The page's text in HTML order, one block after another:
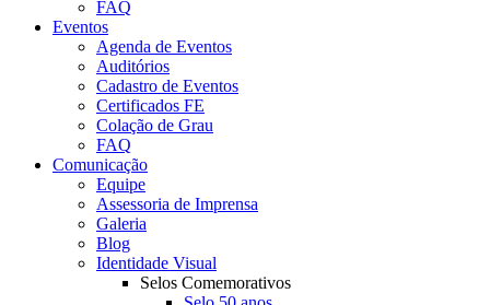
FAQ
Eventos
Agenda de Eventos
Auditórios
Cadastro de Eventos
Certificados FE
Colação de Grau
FAQ
Comunicação
Equipe
Assessoria de Imprensa
Galeria
Blog
Identidade Visual
Selos Comemorativos